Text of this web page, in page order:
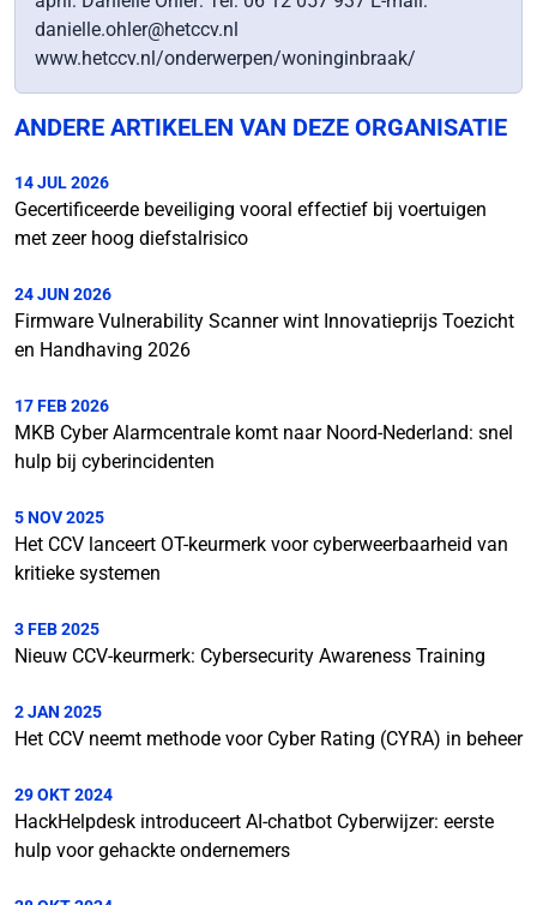
danielle.ohler@hetccv.nl
www.hetccv.nl/onderwerpen/woninginbraak/
ANDERE ARTIKELEN VAN DEZE ORGANISATIE
14 JUL 2026
Gecertificeerde beveiliging vooral effectief bij voertuigen
met zeer hoog diefstalrisico
24 JUN 2026
Firmware Vulnerability Scanner wint Innovatieprijs Toezicht
en Handhaving 2026
17 FEB 2026
MKB Cyber Alarmcentrale komt naar Noord-Nederland: snel
hulp bij cyberincidenten
5 NOV 2025
Het CCV lanceert OT-keurmerk voor cyberweerbaarheid van
kritieke systemen
3 FEB 2025
Nieuw CCV-keurmerk: Cybersecurity Awareness Training
2 JAN 2025
Het CCV neemt methode voor Cyber Rating (CYRA) in beheer
29 OKT 2024
HackHelpdesk introduceert AI-chatbot Cyberwijzer: eerste
hulp voor gehackte ondernemers